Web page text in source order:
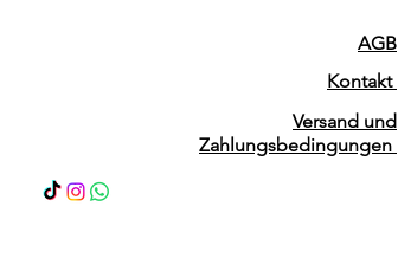
AGB
Kontakt
Versand und
Zahlungsbedingungen